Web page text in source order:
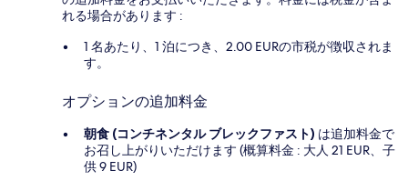
れる場合があります :
1 名あたり、1 泊につき、2.00 EURの市税が徴収されま
す。
オプションの追加料金
朝食 (コンチネンタル ブレックファスト) は追加料金で
お召し上がりいただけます (概算料金 : 大人 21 EUR、子
供 9 EUR)